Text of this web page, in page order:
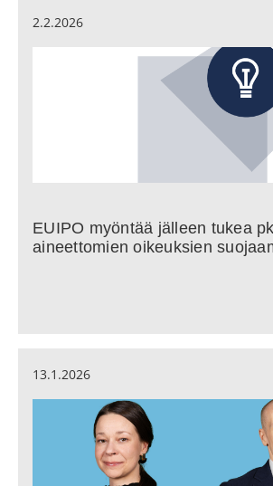
2.2.2026
EUIPO myöntää jälleen tukea
aineettomien oikeuksien
13.1.2026